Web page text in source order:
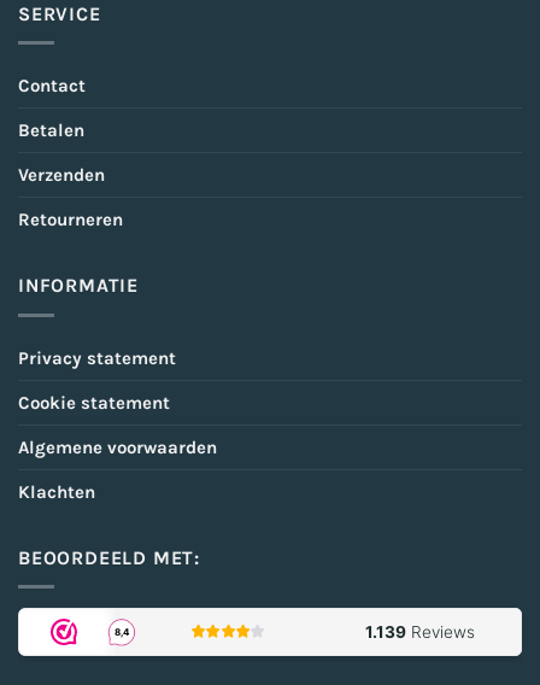
SERVICE
Contact
Betalen
Verzenden
Retourneren
INFORMATIE
Privacy statement
Cookie statement
Algemene voorwaarden
Klachten
BEOORDEELD MET: